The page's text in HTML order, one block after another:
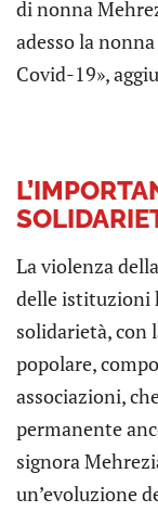
di nonna
adesso la
Covid-19»,
La violenza
delle istituzioni
solidarietà, con
popolare,
associazioni,
permanente
signora
un’evoluzione